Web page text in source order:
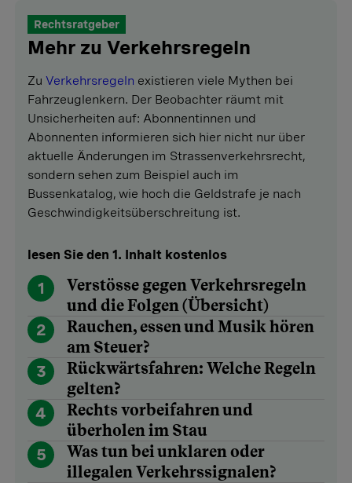
Rechtsratgeber
Mehr zu Verkehrsregeln
Zu Verkehrsregeln existieren viele Mythen bei
Fahrzeuglenkern. Der Beobachter räumt mit
Unsicherheiten auf: Abonnentinnen und
Abonnenten informieren sich hier nicht nur über
aktuelle Änderungen im Strassenverkehrsrecht,
sondern sehen zum Beispiel auch im
Bussenkatalog, wie hoch die Geldstrafe je nach
Geschwindigkeitsüberschreitung ist.
lesen Sie den 1. Inhalt kostenlos
1
Verstösse gegen Verkehrsregeln
und die Folgen (Übersicht)
2
Rauchen, essen und Musik hören
am Steuer?
3
Rückwärtsfahren: Welche Regeln
gelten?
4
Rechts vorbeifahren und
überholen im Stau
5
Was tun bei unklaren oder
illegalen Verkehrssignalen?